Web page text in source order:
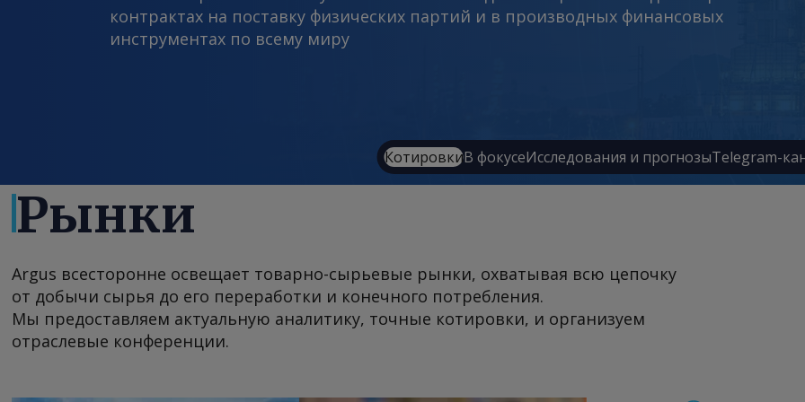
контрактах на поставку физических партий и в производных финансовых
инструментах по всему миру
КотировкиВ фокусеИсследования и прогнозыTelegram-
Рынки
Argus всесторонне освещает товарно-сырьевые рынки, охватывая всю цепочку
от добычи сырья до его переработки и конечного потребления.
Мы предоставляем актуальную аналитику, точные котировки, и организуем
отраслевые конференции.